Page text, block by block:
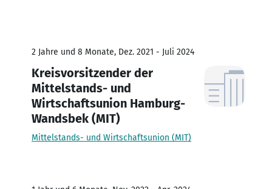
2 Jahre und 8 Monate, Dez. 2021 - Juli 2024
Kreisvorsitzender der
Mittelstands- und
Wirtschaftsunion Hamburg-
Wandsbek (MIT)
Mittelstands- und Wirtschaftsunion (MIT)